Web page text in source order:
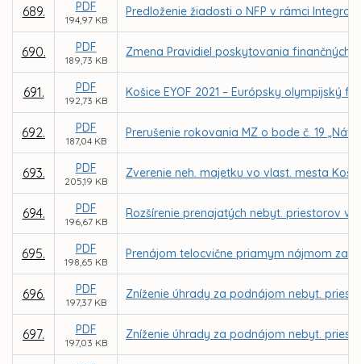
689. PDF
194,97 KB
Predloženie žiadosti o NFP v rámci
690. PDF
189,73 KB
Zmena Pravidiel poskytovania finančných
691. PDF
192,73 KB
Košice EYOF 2021 – Európsky olympijský
692. PDF
187,04 KB
Prerušenie rokovania MZ o bode č. 19
693. PDF
205,19 KB
Zverenie neh. majetku vo vlast. mesta
694. PDF
196,67 KB
Rozšírenie prenajatých nebyt. priestorov v
695. PDF
198,65 KB
Prenájom telocvične priamym nájmom za
696. PDF
197,37 KB
Zníženie úhrady za podnájom nebyt.
697. PDF
197,03 KB
Zníženie úhrady za podnájom nebyt.